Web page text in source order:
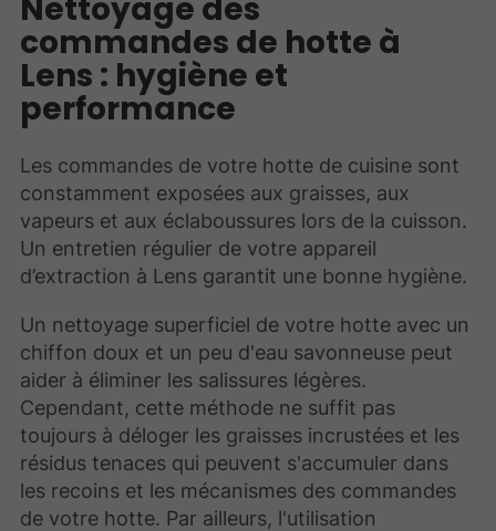
Nettoyage des
commandes de hotte à
Lens : hygiène et
performance
Les commandes de votre hotte de cuisine sont
constamment exposées aux graisses, aux
vapeurs et aux éclaboussures lors de la cuisson.
Un entretien régulier de votre appareil
d’extraction à Lens garantit une bonne hygiène.
Un nettoyage superficiel de votre hotte avec un
chiffon doux et un peu d'eau savonneuse peut
aider à éliminer les salissures légères.
Cependant, cette méthode ne suffit pas
toujours à déloger les graisses incrustées et les
résidus tenaces qui peuvent s'accumuler dans
les recoins et les mécanismes des commandes
de votre hotte. Par ailleurs, l'utilisation